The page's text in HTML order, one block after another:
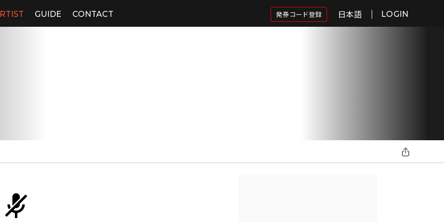
GUIDE CONTACT 発券コード登録 日本語 LOGIN